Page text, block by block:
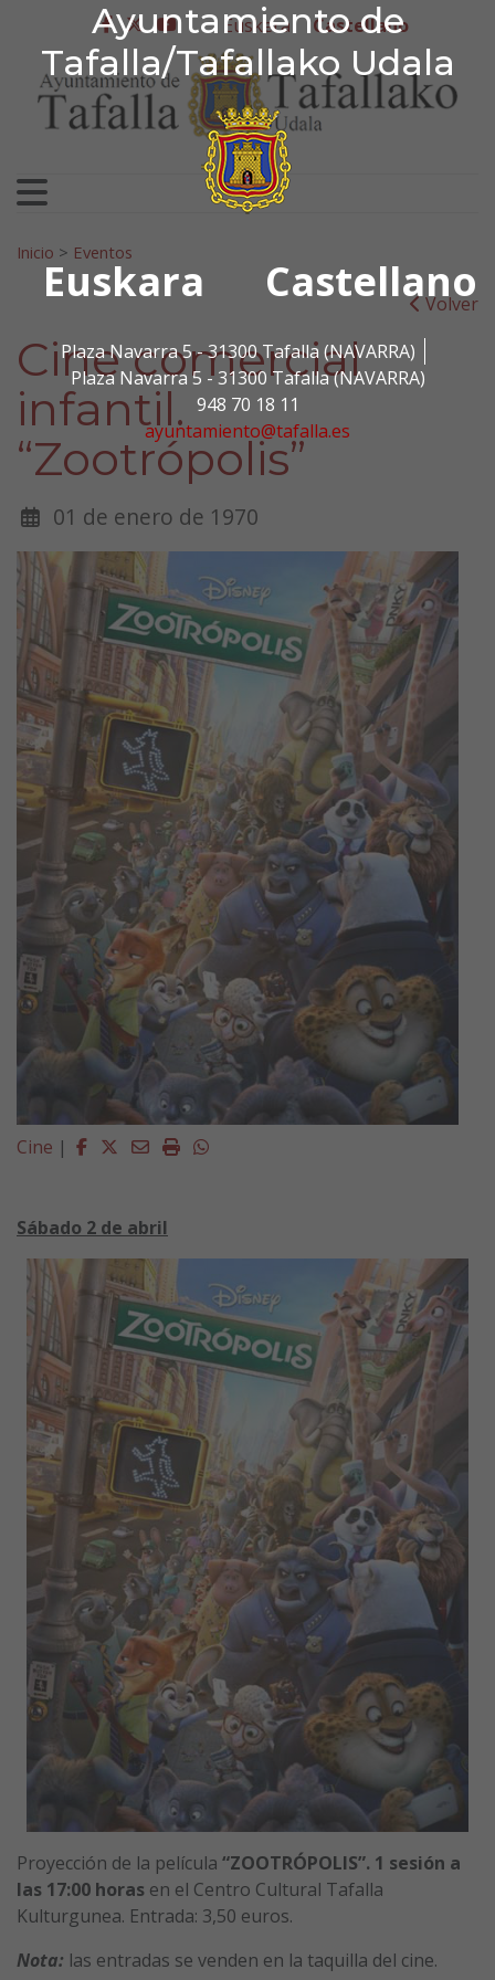
Ayuntamiento de
Tafalla/Tafallako Udala
Euskara Castellano
Plaza Navarra 5 - 31300 Tafalla (NAVARRA)
Plaza Navarra 5 - 31300 Tafalla (NAVARRA)
948 70 18 11
ayuntamiento@tafalla.es
Ir al contenido
Ayuntamiento de
facebook
twitter
youtube
Euskera Castellano
Search for:
Inicio > Eventos
Volver
Cine comercial
infantil.
“Zootrópolis”
01 de enero de 1970
Cine | Facebook
Twitter
EmailImprimirWhatsapp
Sábado 2 de abril
Proyección de la película “ZOOTRÓPOLIS”. 1 sesión a
las 17:00 horas en el Centro Cultural Tafalla
Kulturgunea. Entrada: 3,50 euros.
Nota: las entradas se venden en la taquilla del cine.